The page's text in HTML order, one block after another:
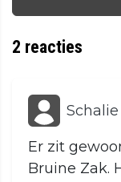
2 reacties
Schalie
Er zit
Bruine Zak.